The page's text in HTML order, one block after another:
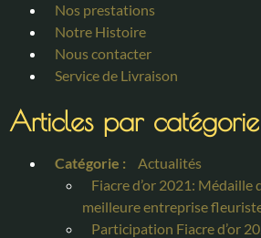
Nos prestations
Notre Histoire
Nous contacter
Service de Livraison
Articles par catégorie
Catégorie :
Actualités
Fiacre d’or 2021: Médaille
meilleure entreprise
Participation Fiacre d’or